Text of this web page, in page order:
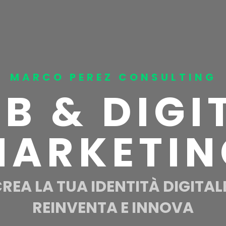
MARCO PEREZ CONSULTING
&
LA TUA IDENTITÀ
REINVENTA E INNOVA